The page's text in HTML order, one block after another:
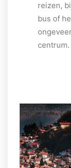
reizen,
bus of
centrum.